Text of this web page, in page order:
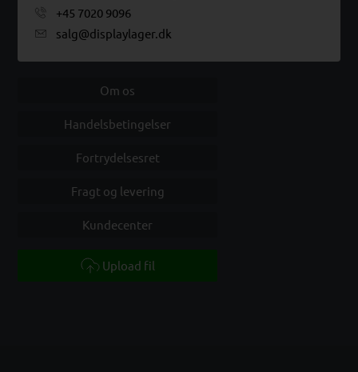
+45 7020 9096
salg@displaylager.dk
Om os
Handelsbetingelser
Fortrydelsesret
Fragt og levering
Kundecenter
Upload fil